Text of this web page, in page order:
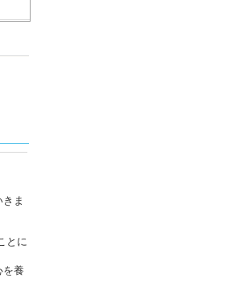
ま
とに
を養